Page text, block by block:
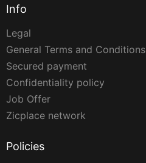
Info
Legal
General Terms and Conditions
Secured payment
Confidentiality policy
Job Offer
Zicplace network
Policies